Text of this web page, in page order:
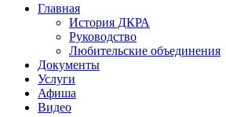
Главная
История ДКРА
Руководство
Любительские объединения
Документы
Услуги
Афиша
Видео